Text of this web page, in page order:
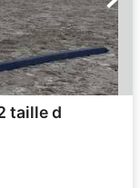
taille d